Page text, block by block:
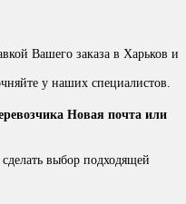
Вашего заказа в Харьков и
у наших специалистов.
Новая почта или
выбор подходящей